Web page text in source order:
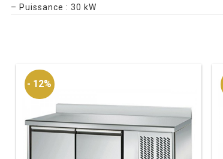
– Puissance : 30 kW
- 12%